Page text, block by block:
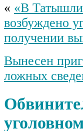
« «В
возбуждено
получении
Вынесен
ложных